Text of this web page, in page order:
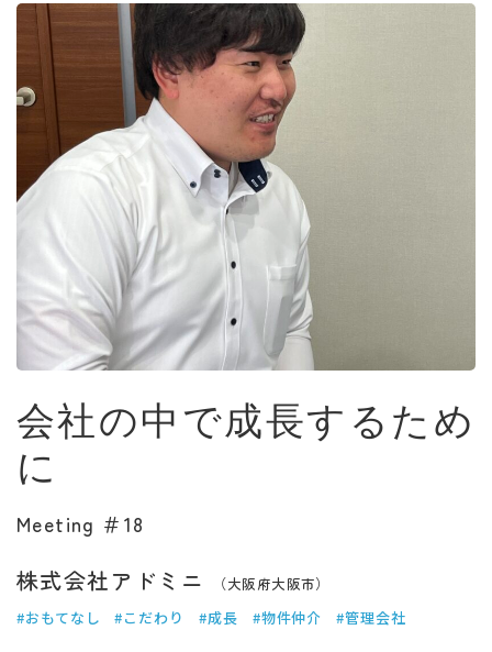
会社の中で成長するため
に
Meeting ＃18
株式会社アドミニ （大阪府大阪市）
#おもてなし #こだわり #成長 #物件仲介 #管理会社